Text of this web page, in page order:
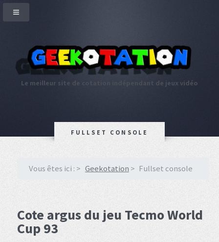
Le meilleur site de cotation indépendant de jeux vidéo
FULLSET CONSOLE
Vous êtes ici : Geekotation Fullset console
Cote argus du jeu Tecmo World
Cup 93